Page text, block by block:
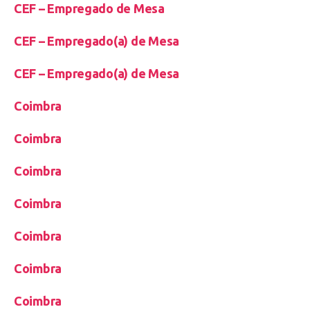
CEF – Empregado de Mesa
CEF – Empregado(a) de Mesa
CEF – Empregado(a) de Mesa
Coimbra
Coimbra
Coimbra
Coimbra
Coimbra
Coimbra
Coimbra